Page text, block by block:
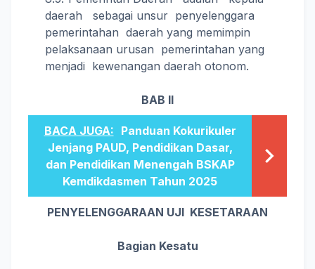
daerah sebagai unsur penyelenggara
pemerintahan daerah yang memimpin
pelaksanaan urusan pemerintahan yang
menjadi kewenangan daerah otonom.
BAB II
BACA JUGA: Panduan Kokurikuler
Jenjang PAUD, Pendidikan Dasar,
dan Pendidikan Menengah BSKAP
Kemdikdasmen Tahun 2025
PENYELENGGARAAN UJI KESETARAAN
Bagian Kesatu